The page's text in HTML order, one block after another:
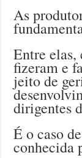
As
Entre elas,
fizeram e
jeito de
dirigentes
É o caso
conhecida